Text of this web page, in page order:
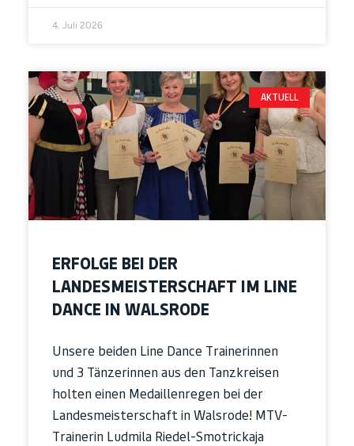
4. Juli 2026
AKTUELL
ERFOLGE BEI DER
LANDESMEISTERSCHAFT IM LINE
DANCE IN WALSRODE
Unsere beiden Line Dance Trainerinnen
und 3 Tänzerinnen aus den Tanzkreisen
holten einen Medaillenregen bei der
Landesmeisterschaft in Walsrode! MTV-
Trainerin Ludmila Riedel-Smotrickaja